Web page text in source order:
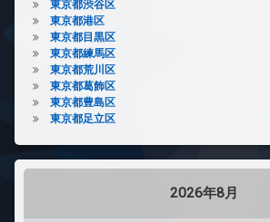
東京都渋谷区
東京都港区
東京都目黒区
東京都練馬区
東京都荒川区
東京都葛飾区
東京都豊島区
東京都足立区
2026年8月